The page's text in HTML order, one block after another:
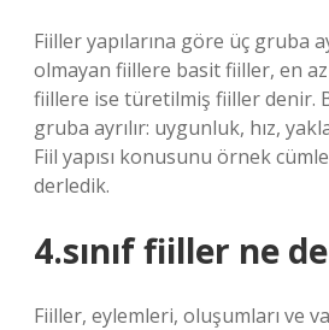
Fiiller yapılarına göre üç gruba
olmayan fiillere basit fiiller, en
fiillere ise türetilmiş fiiller denir.
gruba ayrılır: uygunluk, hız,
Fiil yapısı konusunu örnek
derledik.
4.sınıf fiiller ne
Fiiller, eylemleri, oluşumları ve